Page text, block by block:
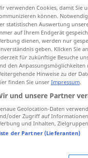
>
antippen)
verwenden Cookies, damit Sie
können.
statistischen Auswertung
auf Ihrem Endgerät
dienen, werden nur
geben. Klicken Sie
für zukünftige Besuche
den
Hinweise zu der
finden Sie unser Impressum.
und unsere Partner
Geolocation-Daten
oder Zugriff auf
und Inhalten,
der Partner (Lieferanten)